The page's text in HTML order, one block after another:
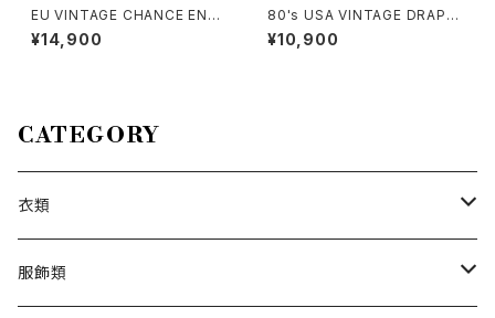
EU VINTAGE CHANCE ENC
OUNTERS LACE DESIGN G
REECE TUNIC ONE PIECE
¥14,900
80's USA VINTAGE DRAP
E'S&DAMON'S DOT PATTE
RNED DESIGN HALF SLEEV
¥10,900
CATEGORY
衣類
トップス
服飾類